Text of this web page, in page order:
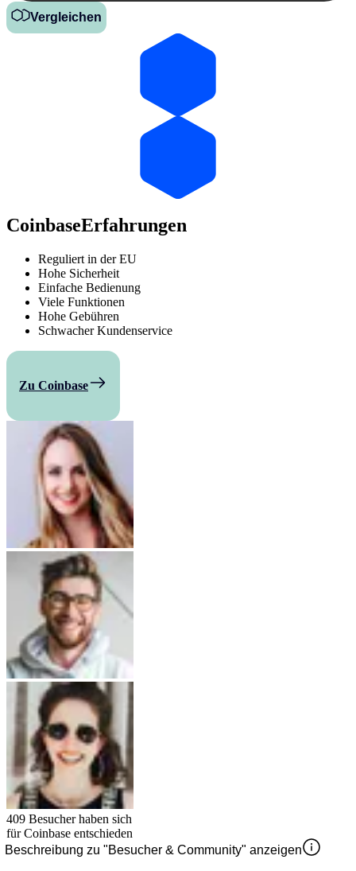
Vergleichen
CoinbaseErfahrungen
Reguliert in der EU
Hohe Sicherheit
Einfache Bedienung
Viele Funktionen
Hohe Gebühren
Schwacher Kundenservice
Zu Coinbase
409 Besucher haben sich
fürCoinbase entschieden
Beschreibung zu "Besucher & Community" anzeigen